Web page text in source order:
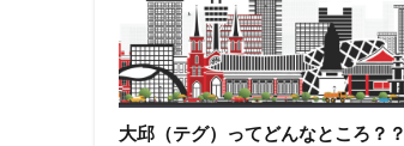
大邱（テグ）ってどんなところ？？